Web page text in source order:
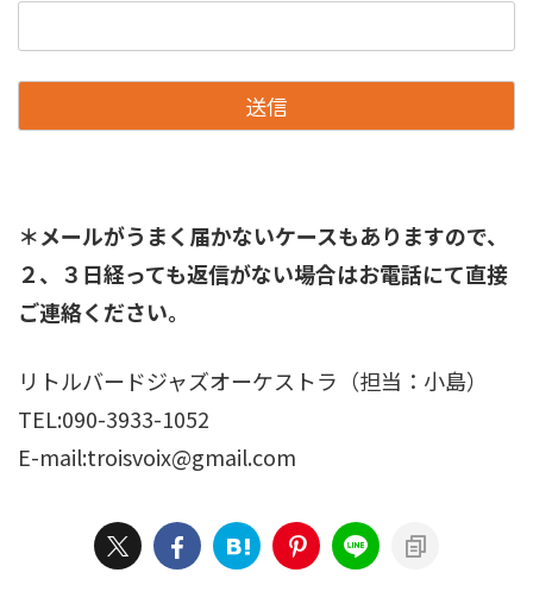
＊メールがうまく届かないケースもありますので、
２、３日経っても返信がない場合はお電話にて直接
ご連絡ください。
リトルバードジャズオーケストラ（担当：小島）
TEL:090-3933-1052
E-mail:troisvoix@gmail.com